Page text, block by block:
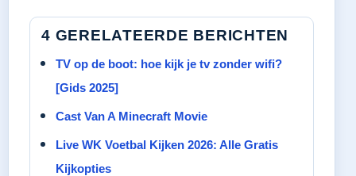
4 GERELATEERDE BERICHTEN
TV op de boot: hoe kijk je tv zonder wifi?
[Gids 2025]
Cast Van A Minecraft Movie
Live WK Voetbal Kijken 2026: Alle Gratis
Kijkopties